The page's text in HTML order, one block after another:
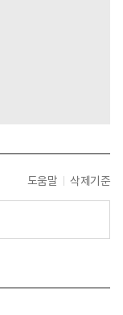
도움말 삭제기준